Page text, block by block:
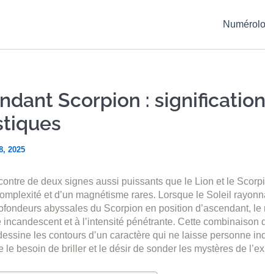
Scorpion :
2025
de deux signes aussi puissants que le Lion et le
et d’un magnétisme rares. Lorsque le Soleil
abyssales du Scorpion en position d’ascendant, le
et à l’intensité pénétrante. Cette combinaison
les contours d’un caractère qui ne laisse personne
le besoin de briller et le désir de sonder les mystères de